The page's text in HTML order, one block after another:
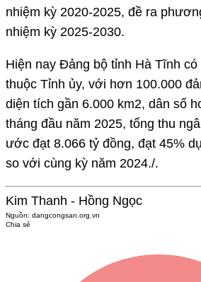
nhiệm kỳ 2020-2025, đề ra
nhiệm kỳ 2025-2030.
Hiện nay Đảng bộ tỉnh Hà Tĩnh
thuộc Tỉnh ủy, với hơn 100.000
diện tích gần 6.000 km2, dân số
tháng đầu năm 2025, tổng thu
ước đạt 8.066 tỷ đồng, đạt 45%
so với cùng kỳ năm 2024./.
Kim Thanh - Hồng Ngọc
Nguồn: dangcongsan.org.vn
Chia sẻ